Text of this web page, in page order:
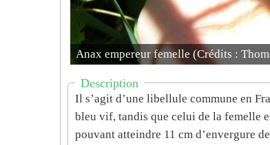
Anax empereur femelle (Crédits :
Description
Il s’agit d’une libellule commune en
bleu vif, tandis que celui de la femelle
pouvant atteindre 11 cm d’envergure